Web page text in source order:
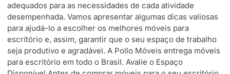
adequados para as necessidades de cada atividade
desempenhada. Vamos apresentar algumas dicas valiosas
para ajudá-lo a escolher os melhores móveis para
escritório e, assim, garantir que o seu espaço de trabalho
seja produtivo e agradável. A Pollo Móveis entrega móveis
para escritório em todo o Brasil. Avalie o Espaço